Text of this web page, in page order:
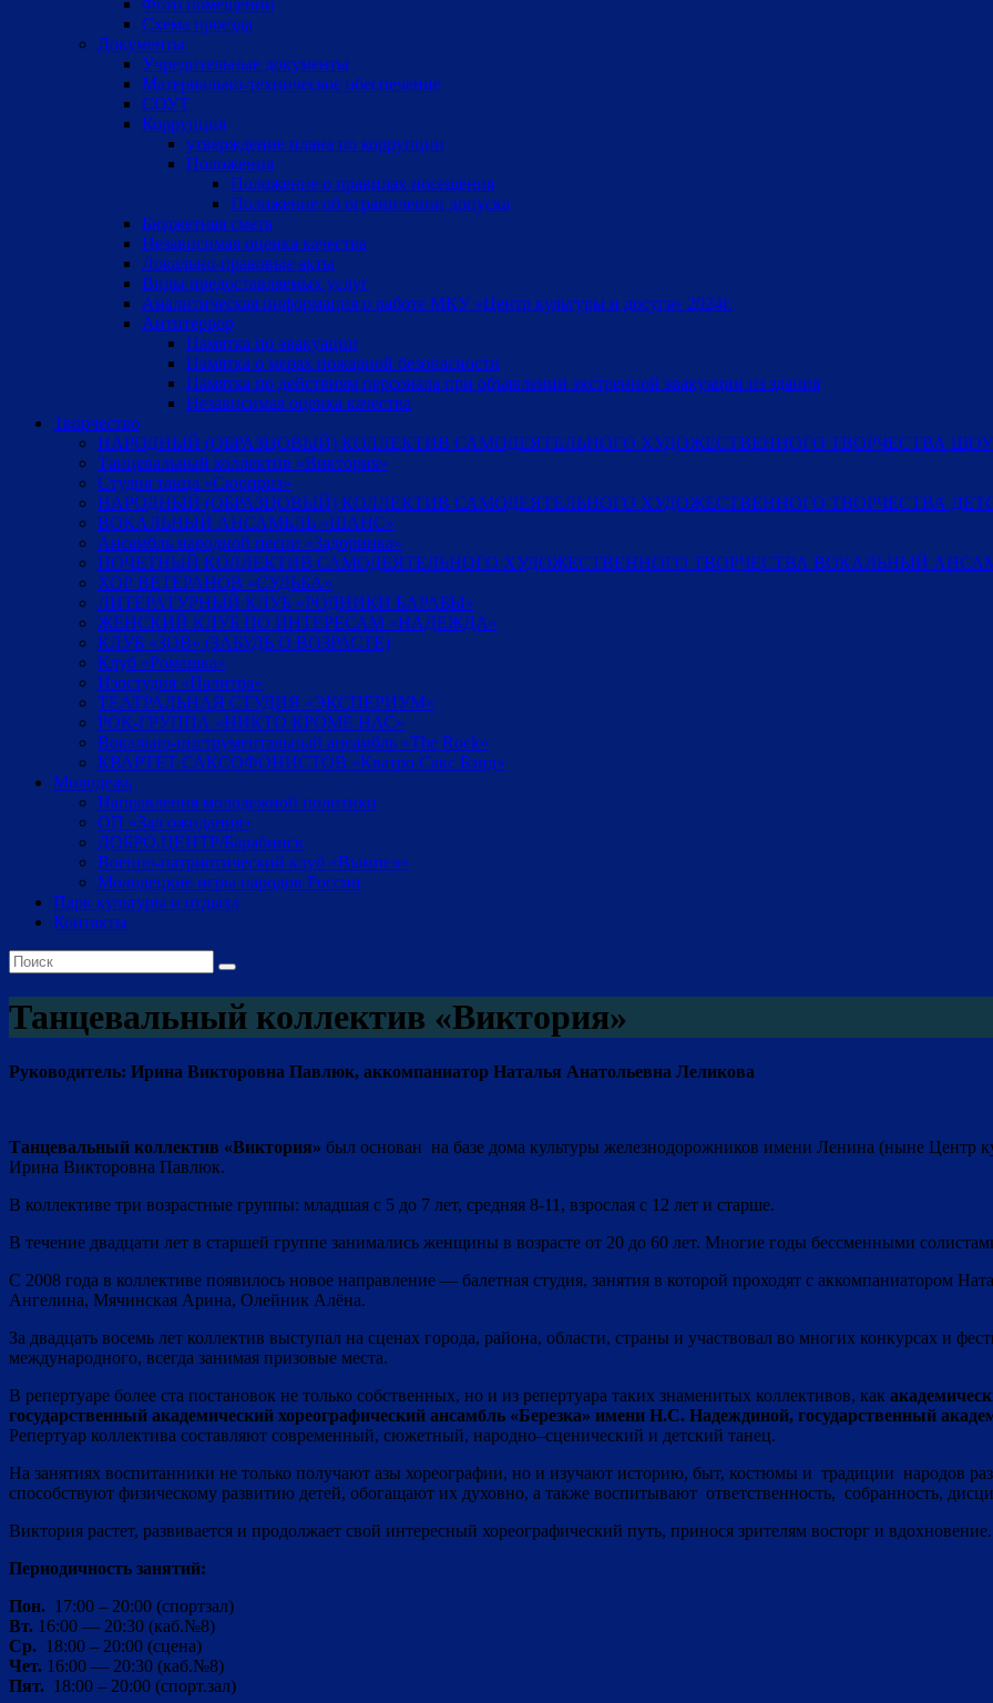
Схема проезда
Документы
Учредительные документы
Материально-техническое обеспечение
СОУТ
Коррупция
утверждение плана по коррупции
Положения
Положение о правилах посещения
Положение об ограничении допуска
Бюджетная смета
Независимая оценка качества
Локально-правовые акты
Виды предоставляемых услуг
Аналитическая информация о работе МКУ «Центр культуры и досуга» 2024г.
Антитеррор
Памятка по эвакуации
Памятка о мерах пожарной безопасности
Памятка по действиям персонала при объявлении экстренной эвакуации из здания
Независимая оценка качества
Творчество
НАРОДНЫЙ (ОБРАЗЦОВЫЙ) КОЛЛЕКТИВ САМОДЕЯТЕЛЬНОГО ХУДОЖЕСТВЕННОГО ТВОРЧЕСТВА
Танцевальный коллектив «Виктория»
Студия танца «Сюрприз»
НАРОДНЫЙ (ОБРАЗЦОВЫЙ) КОЛЛЕКТИВ САМОДЕЯТЕЛЬНОГО ХУДОЖЕСТВЕННОГО ТВОРЧЕСТВА
ВОКАЛЬНЫЙ АНСАМБЛЬ «ШАНС»
Ансамбль народной песни «Задоринка»
ПОЧЕТНЫЙ КОЛЛЕКТИВ САМОДЕЯТЕЛЬНОГО ХУДОЖЕСТВЕННОГО ТВОРЧЕСТВА ВОКАЛЬНЫЙ
ХОР ВЕТЕРАНОВ «СУДЬБА»
ЛИТЕРАТУРНЫЙ КЛУБ «РОДНИКИ БАРАБЫ»
ЖЕНСКИЙ КЛУБ ПО ИНТЕРЕСАМ «НАДЕЖДА»
КЛУБ «ЗОВ» (ЗАБУДЬ О ВОЗРАСТЕ)
Клуб «Ромашка»
Изостудия «Палитра»
ТЕАТРАЛЬНАЯ СТУДИЯ «ЭКСПЕРИУМ»
РОК-ГРУППА «НИКТО КРОМЕ НАС»
Вокально-инструментальный ансамбль «The Rock»
КВАРТЕТ САКСОФОНИСТОВ «Кватро Сакс Бэнд»
Молодежь
Направления молодежной политики
ОП «Зал ожидания»
ДОБРО.ЦЕНТР/Барабинск
Военно-патриотический клуб «Вымпел»
Молодецкие игры народов России
Парк культуры и отдыха
Контакты
Танцевальный коллектив «Виктория»
Руководитель: Ирина Викторовна Павлюк, аккомпаниатор Наталья Анатольевна Леликова
Танцевальный коллектив «Виктория» был основан на базе дома культуры железнодорожников имени Ленина (ныне Центр
Ирина Викторовна Павлюк.
В коллективе три возрастные группы: младшая с 5 до 7 лет, средняя 8-11, взрослая с 12 лет и старше.
В течение двадцати лет в старшей группе занимались женщины в возрасте от 20 до 60 лет. Многие годы бессменными
С 2008 года в коллективе появилось новое направление — балетная студия, занятия в которой проходят с аккомпаниатором
Ангелина, Мячинская Арина, Олейник Алёна.
За двадцать восемь лет коллектив выступал на сценах города, района, области, страны и участвовал во многих конкурсах и
международного, всегда занимая призовые места.
В репертуаре более ста постановок не только собственных, но и из репертуара таких знаменитых коллективов, как
государственный академический хореографический ансамбль «Березка» имени Н.С. Надеждиной, государственный
Репертуар коллектива составляют современный, сюжетный, народно–сценический и детский танец.
На занятиях воспитанники не только получают азы хореографии, но и изучают историю, быт, костюмы и традиции народов
способствуют физическому развитию детей, обогащают их духовно, а также воспитывают ответственность, собранность,
Виктория растет, развивается и продолжает свой интересный хореографический путь, принося зрителям восторг и вдохновение.
Периодичность занятий:
Пон. 17:00 – 20:00 (спортзал)
Вт. 16:00 — 20:30 (каб.№8)
Ср. 18:00 – 20:00 (сцена)
Чет. 16:00 — 20:30 (каб.№8)
Пят. 18:00 – 20:00 (спорт.зал)